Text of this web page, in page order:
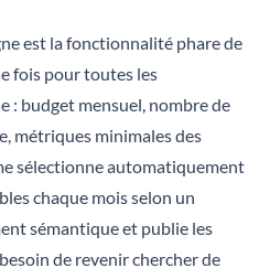
est la fonctionnalité phare de
fois pour toutes les
: budget mensuel, nombre de
métriques minimales des
sélectionne automatiquement
chaque mois selon un
sémantique et publie les
de revenir chercher de